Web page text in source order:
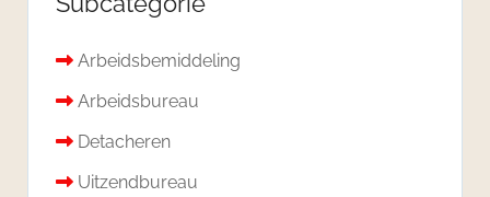
Arbeidsbemiddeling
Arbeidsbureau
Detacheren
Uitzendbureau